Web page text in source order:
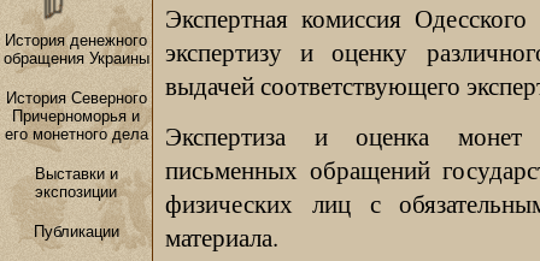
История денежного
обращения Украины
История Северного
Причерноморья и
его монетного дела
Выставки и
экспозиции
Публикации
Экспертная комиссия
экспертизу и оценку
выдачей соответствующего
Экспертиза и оценка монет
письменных обращений
физических лиц с
материала.